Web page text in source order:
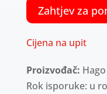
Zahtjev za
Cijena na upit
Proizvođač: Hago
Rok isporuke: u